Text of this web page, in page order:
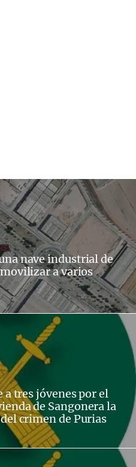
nave industrial de
a varios
a tres jóvenes por el
de Sangonera la
crimen de Purias